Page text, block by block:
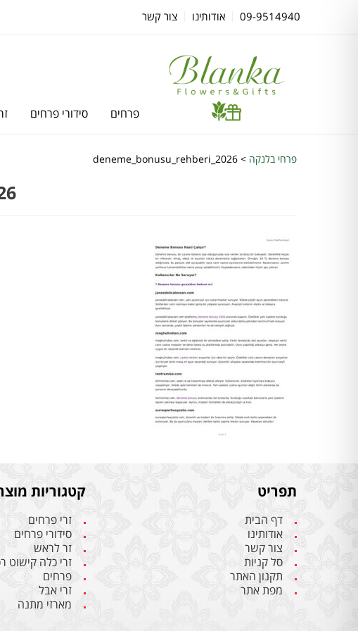
09-9514940 אודותינו צור קשר
פרחים סידורי פרחים
פרחי בלנקה >
deneme_bonusu_rehberi_2026
תפריט
דף הבית
אודותינו
צור קשר
סל קניות
תקנון האתר
מפת אתר
קטגוריות
זרי פרחים
סידורי פרחים
זר לראש
זרי כלה קישוט
פרחים
זרי אבל
מארזי מתנה